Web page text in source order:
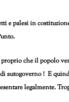
e palesi in
che il popolo
autogoverno ! E
legalmente.